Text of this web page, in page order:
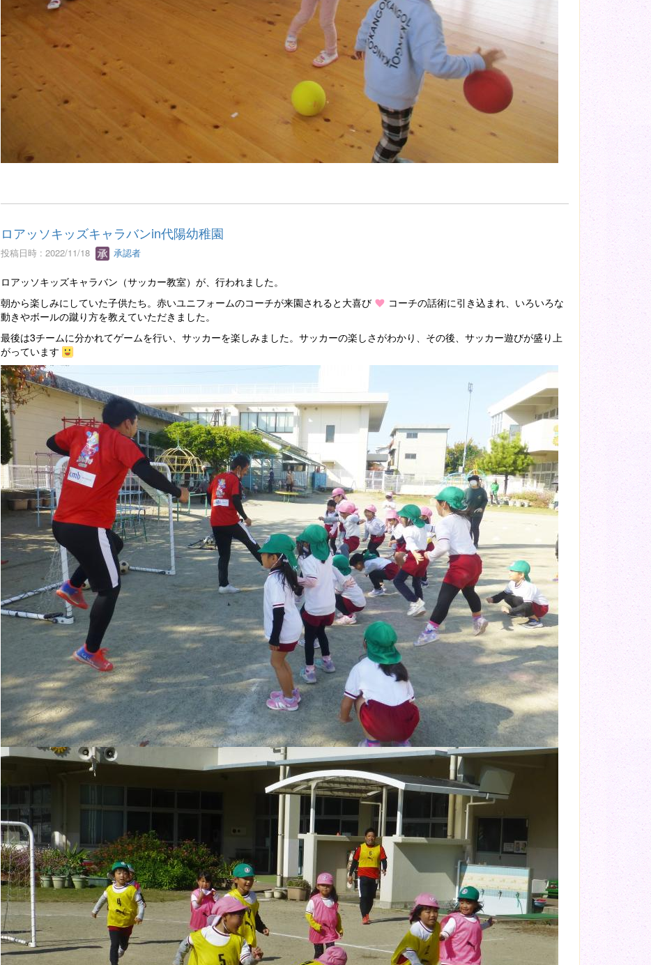
ロアッソキッズキャラバンin代陽幼稚園
投稿日時 : 2022/11/18 承認者
ロアッソキッズキャラバン（サッカー教室）が、行われました。
朝から楽しみにしていた子供たち。赤いユニフォームのコーチが来園されると大喜び
コーチの話術に引き込まれ、いろいろな
動きやボールの蹴り方を教えていただきました。
最後は3チームに分かれてゲームを行い、サッカーを楽しみました。サッカーの楽しさがわかり、その後、サッカー遊びが盛り上
がっています